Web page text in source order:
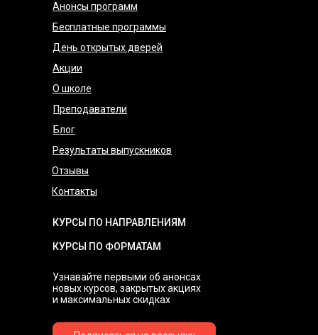
Узнавайте первыми об анонсах
новых курсов, закрытых акциях
и максимальных скидках
КУРСЫ ПО НАПРАВЛЕНИЯМ
КУРСЫ ПО ФОРМАТАМ
Анонсы программ
Бесплатные программы
День открытых дверей
Акции
О школе
Преподаватели
Блог
Результаты выпускников
Отзывы
Контакты